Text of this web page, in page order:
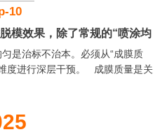
收缩应力，使表面出现凹陷（缩
顺序是从远离浇口的位置开始，
浇...
10
模效果，除了常规的“喷涂均
脱模剂相关的解决策略？
是治标不治本。必须从“成膜质
度进行深层干预。 成膜质量是关
果等不匹配）这层膜在高压高速
金属与模具钢直接接触，发生焊